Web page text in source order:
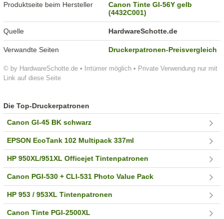
© by HardwareSchotte.de • Irrtümer möglich • Private Verwendung nur mit
Link auf diese Seite
Produktseite beim Hersteller
Canon Tinte GI-56Y gelb
(4432C001)
Quelle HardwareSchotte.de
Verwandte Seiten Druckerpatronen-Preisvergleich
Die Top-Druckerpatronen
Canon GI-45 BK schwarz
EPSON EcoTank 102 Multipack 337ml
HP 950XL/951XL Officejet Tintenpatronen
Canon PGI-530 + CLI-531 Photo Value Pack
HP 953 / 953XL Tintenpatronen
Canon Tinte PGI-2500XL